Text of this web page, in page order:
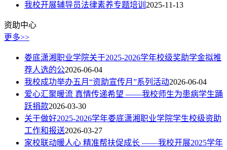
我校开展辅导员法律素养专题培训 2025-11-13
资助中心
更多>>
娄底潇湘职业学院关于2025-2026学年校级奖助学金拟推
荐人选的公2026-06-04
我校成功举办五月“资助宣传月”系列活动2026-06-04
爱心汇聚暖流 真情传递希望 ——我校师生为患病学生踊
跃捐款2026-03-30
关于做好2025-2026学年娄底潇湘职业学院学生校级资助
工作和报送2026-03-27
家校联动暖人心 精准帮扶促成长 ——我校开展2025学年